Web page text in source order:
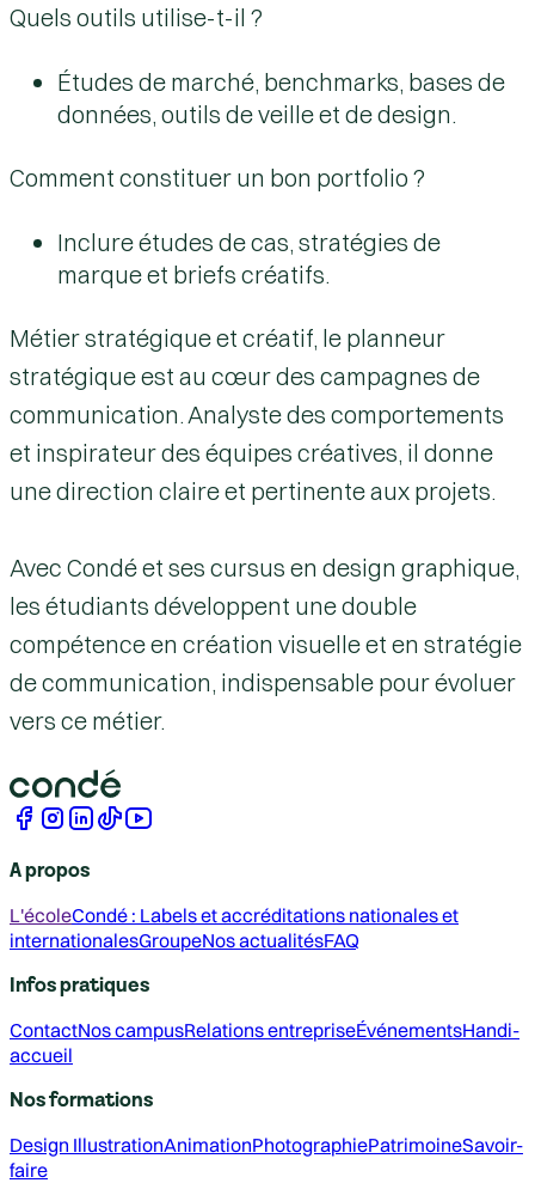
Quels outils utilise-t-il ?
Études de marché, benchmarks, bases de
données, outils de veille et de design.
Comment constituer un bon portfolio ?
Inclure études de cas, stratégies de
marque et briefs créatifs.
Métier stratégique et créatif, le planneur
stratégiqueest au cœur des campagnes de
communication. Analyste des comportements
et inspirateur des équipes créatives, il donne
une direction claire et pertinente aux projets.
Avec Condé et ses cursus en design graphique,
les étudiants développent une double
compétence en création visuelleet en stratégie
de communication, indispensable pour évoluer
vers ce métier.
A propos
L'écoleCondé : Labels et accréditations nationales et
internationalesGroupeNos actualitésFAQ
Infos pratiques
ContactNos campusRelations entrepriseÉvénementsHandi-
accueil
Nos formations
Design IllustrationAnimationPhotographiePatrimoineSavoir-
faire